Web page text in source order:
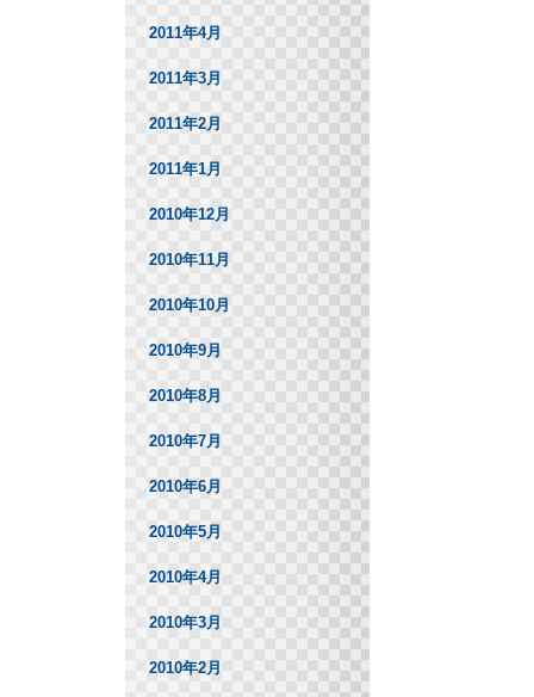
2011年4月
2011年3月
2011年2月
2011年1月
2010年12月
2010年11月
2010年10月
2010年9月
2010年8月
2010年7月
2010年6月
2010年5月
2010年4月
2010年3月
2010年2月